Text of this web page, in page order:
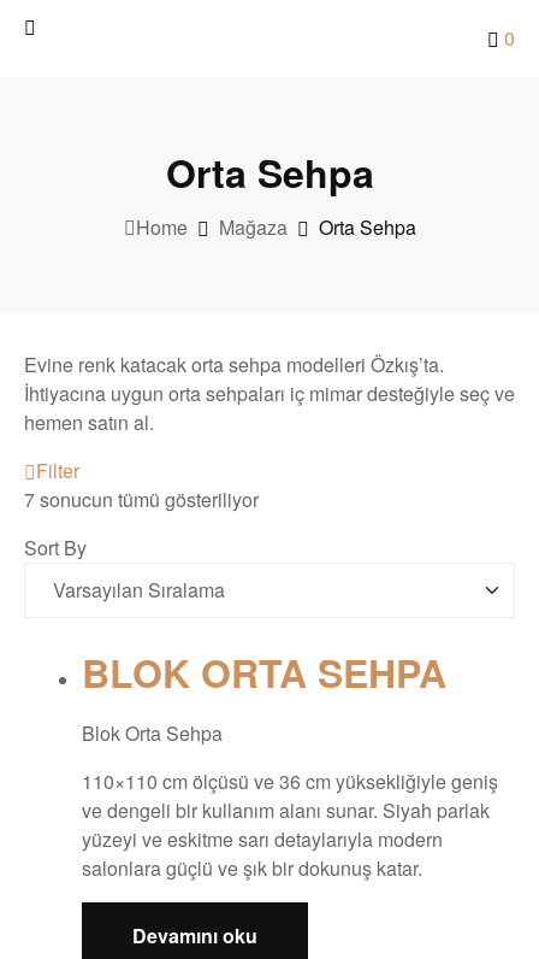
0
Orta Sehpa
Home Mağaza Orta Sehpa
Evine renk katacak orta sehpa modelleri Özkış’ta.
İhtiyacına uygun orta sehpaları iç mimar desteğiyle seç ve
hemen satın al.
Filter
7 sonucun tümü gösteriliyor
Sort By
BLOK ORTA SEHPA
Blok Orta Sehpa
110×110 cm ölçüsü ve 36 cm yüksekliğiyle geniş
ve dengeli bir kullanım alanı sunar. Siyah parlak
yüzeyi ve eskitme sarı detaylarıyla modern
salonlara güçlü ve şık bir dokunuş katar.
Devamını oku